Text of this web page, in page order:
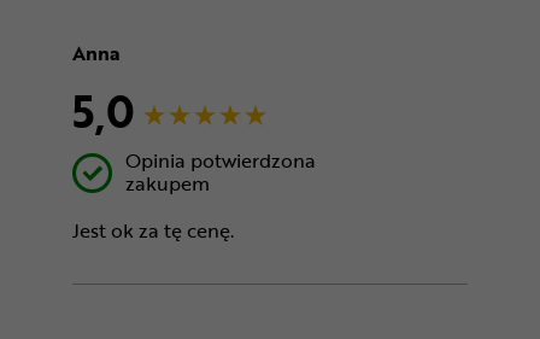
Anna
5,0
Opinia potwierdzona
zakupem
Jest ok za tę cenę.